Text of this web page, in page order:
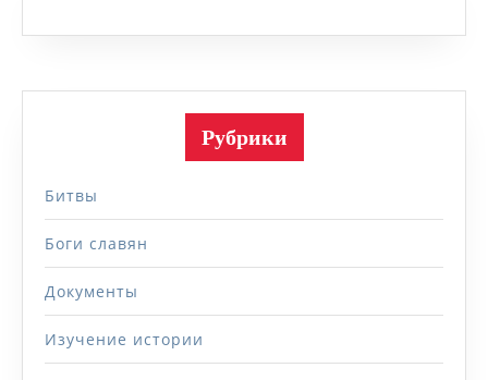
Рубрики
Битвы
Боги славян
Документы
Изучение истории